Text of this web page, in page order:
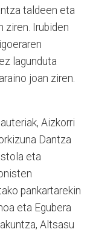
taldeen eta
ziren. Irubiden
lagunduta
joan ziren.
Aizkorri
Dantza
eta
pankartarekin
eta Egubera
Altsasu